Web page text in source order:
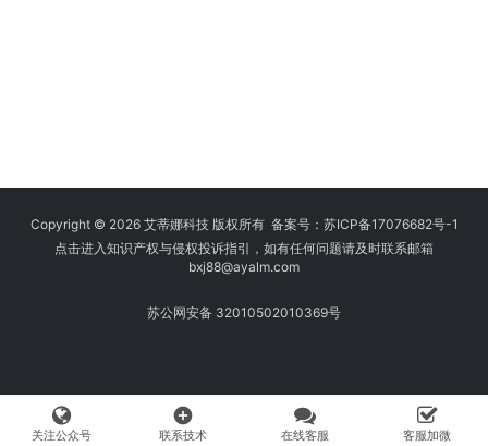
Copyright © 2026 艾蒂娜科技 版权所有 备案号： 苏ICP备17076682号-1
点击进入知识产权与侵权投诉指引，如有任何问题请及时联系邮箱
bxj88@ayalm.com
苏公网安备 32010502010369号
关注公众号
add_circle
联系技术 在线客服 客服加微